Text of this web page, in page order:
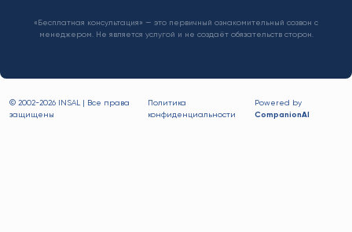
«Бесплатная консультация» — это первичный ознакомительный созвон с
менеджером. Не является услугой и не создаёт обязательств сторон.
© 2002-2026 INSAL | Все права
защищены
Политика
конфиденциальности
Powered by
CompanionAI